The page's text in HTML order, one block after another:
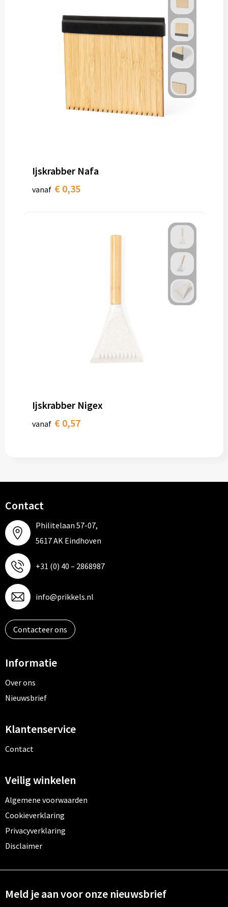
Ijskrabber Nafa
vanaf € 0,35
Ijskrabber Nigex
vanaf € 0,57
Contact
Philitelaan 57-07,
5617 AK Eindhoven
+31 (0) 40 – 2868987
info@prikkels.nl
Contacteer ons
Informatie
Over ons
Nieuwsbrief
Klantenservice
Contact
Veilig winkelen
Algemene voorwaarden
Cookieverklaring
Privacyverklaring
Disclaimer
Meld je aan voor onze nieuwsbrief